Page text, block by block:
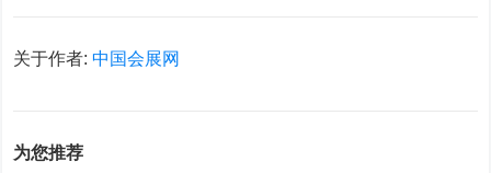
关于作者:中国会展网
为您推荐